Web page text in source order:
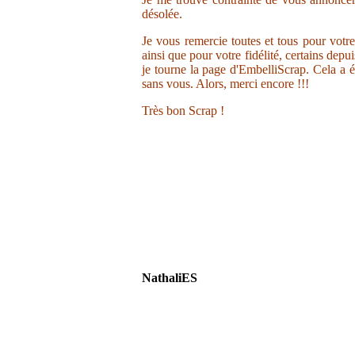
désolée.
Je vous remercie toutes et tous pour
ainsi que pour votre fidélité, certains
je tourne la page d'EmbelliScrap. Cela a
sans vous. Alors, merci encore !!!
Très bon Scrap !
NathaliES